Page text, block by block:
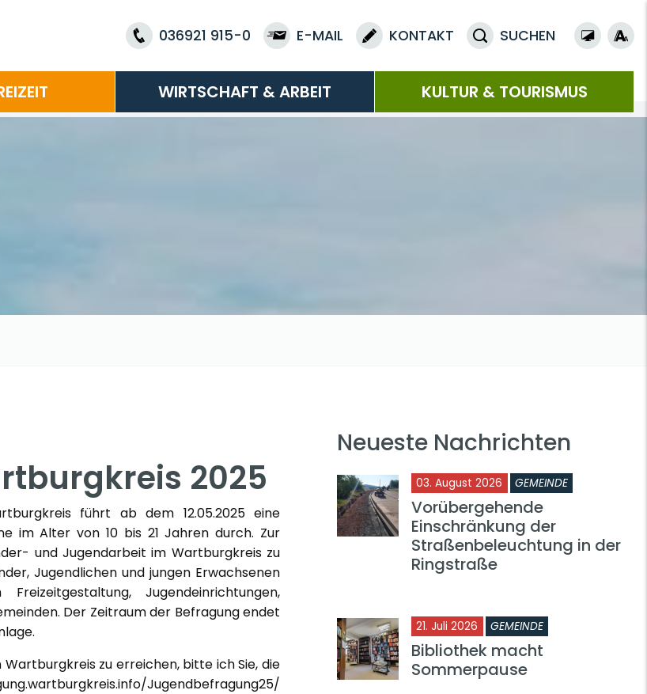
036921 915-0 E-MAIL KONTAKT SUCHEN
WIRTSCHAFT & ARBEIT KULTUR & TOURISMUS
2025
führt ab dem 12.05.2025 eine
im Alter von 10 bis 21 Jahren durch. Zur
und Jugendarbeit im Wartburgkreis zu
Jugendlichen und jungen Erwachsenen
Jugendeinrichtungen,
Der Zeitraum der Befragung endet
zu erreichen, bitte ich Sie, die
Jugendbefragung25/
Neueste Nachrichten
03. August 2026 GEMEINDE
Vorübergehende
Einschränkung der
Straßenbeleuchtung in der
Ringstraße
21. Juli 2026 GEMEINDE
Bibliothek macht
Sommerpause